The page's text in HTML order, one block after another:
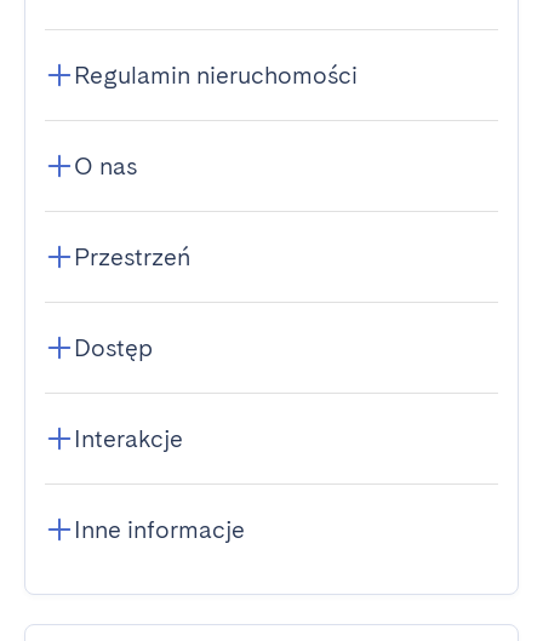
Regulamin nieruchomości
O nas
Przestrzeń
Dostęp
Interakcje
Inne informacje